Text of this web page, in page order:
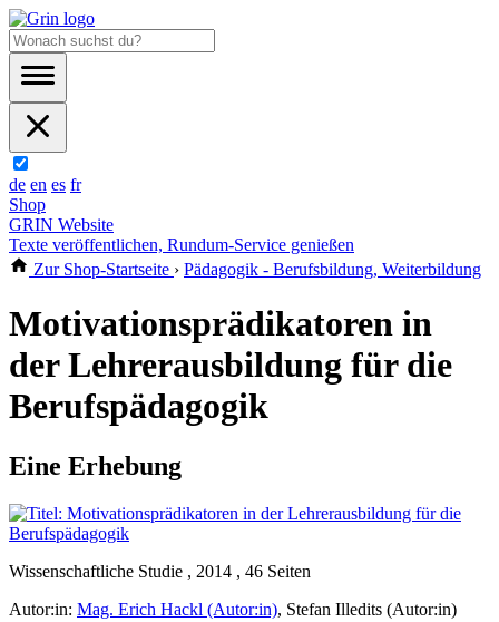
de en es fr
Shop
GRIN Website
Texte veröffentlichen, Rundum-Service genießen
Zur Shop-Startseite › Pädagogik - Berufsbildung, Weiterbildung
Motivationsprädikatoren in
der Lehrerausbildung für die
Berufspädagogik
Eine Erhebung
Wissenschaftliche Studie , 2014 , 46 Seiten
Autor:in: Mag. Erich Hackl (Autor:in), Stefan Illedits (Autor:in)